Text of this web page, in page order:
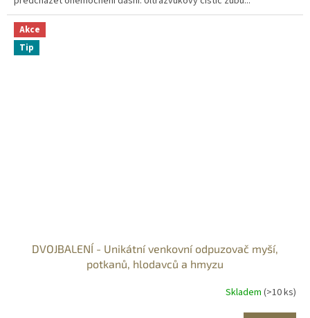
Akce
Tip
DVOJBALENÍ - Unikátní venkovní odpuzovač myší,
potkanů, hlodavců a hmyzu
Skladem (>10 ks)